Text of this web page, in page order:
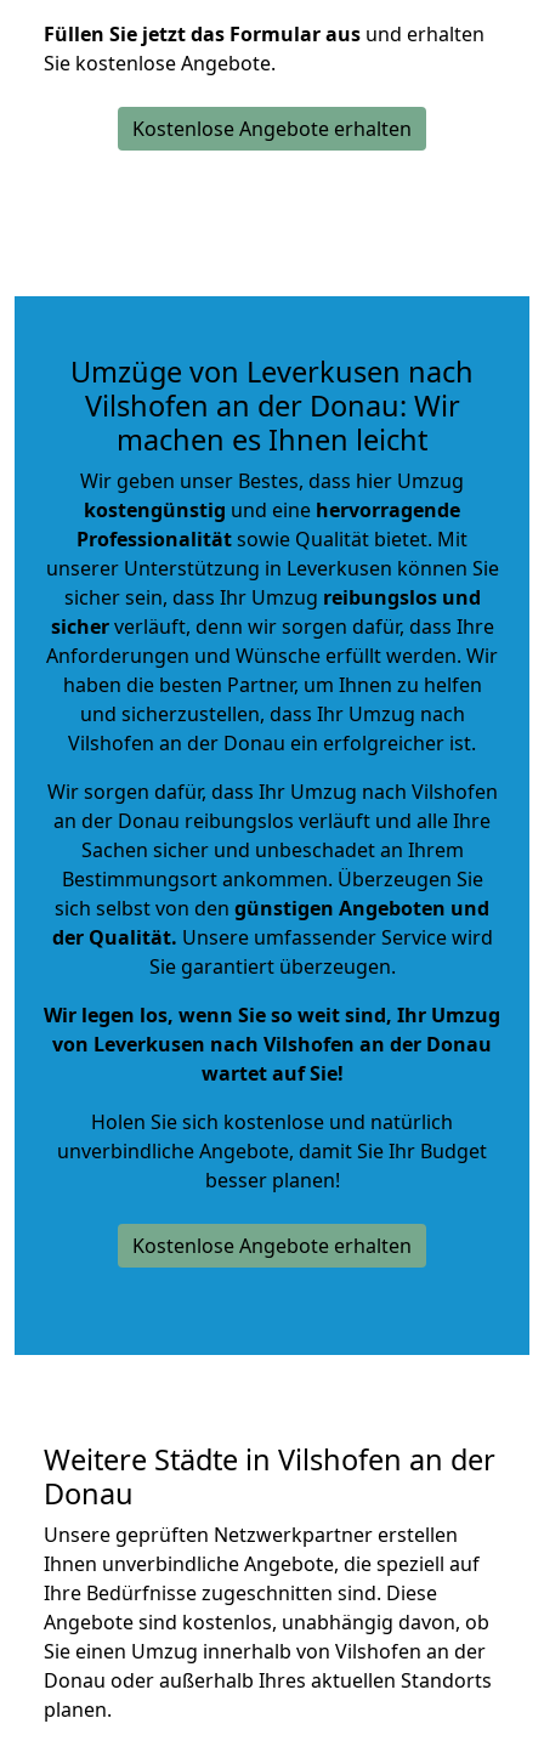
Füllen Sie jetzt das Formular aus und erhalten
Sie kostenlose Angebote.
Kostenlose Angebote erhalten
Umzüge von Leverkusen nach
Vilshofen an der Donau: Wir
machen es Ihnen leicht
Wir geben unser Bestes, dass hier Umzug
kostengünstig und eine hervorragende
Professionalitätsowie Qualität bietet. Mit
unserer Unterstützung in Leverkusen können Sie
sicher sein, dass Ihr Umzug reibungslos und
sicherverläuft, denn wir sorgen dafür, dass Ihre
Anforderungen und Wünsche erfüllt werden. Wir
haben die besten Partner, um Ihnen zu helfen
und sicherzustellen, dass Ihr Umzug nach
Vilshofen an der Donau ein erfolgreicher ist.
Wir sorgen dafür, dass Ihr Umzug nach Vilshofen
an der Donau reibungslos verläuft und alle Ihre
Sachen sicher und unbeschadet an Ihrem
Bestimmungsort ankommen. Überzeugen Sie
sich selbst von den günstigen Angeboten und
der Qualität. Unsere umfassender Service wird
Sie garantiert überzeugen.
Wir legen los, wenn Sie so weit sind, Ihr Umzug
von Leverkusen nach Vilshofen an der Donau
wartet auf Sie!
Holen Sie sich kostenlose und natürlich
unverbindliche Angebote, damit Sie Ihr Budget
besser planen!
Kostenlose Angebote erhalten
Weitere Städte in Vilshofen an der
Donau
Unsere geprüften Netzwerkpartner erstellen
Ihnen unverbindliche Angebote, die speziell auf
Ihre Bedürfnisse zugeschnitten sind. Diese
Angebote sind kostenlos, unabhängig davon, ob
Sie einen Umzug innerhalb von Vilshofen an der
Donau oder außerhalb Ihres aktuellen Standorts
planen.